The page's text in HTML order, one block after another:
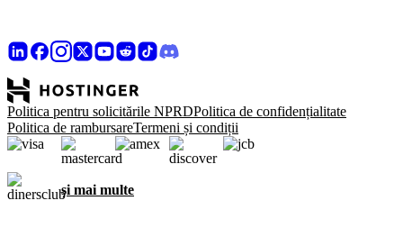
Politica pentru solicitările NPRDPolitica de confidențialitate
Politica de rambursareTermeni și condiții
și mai multe